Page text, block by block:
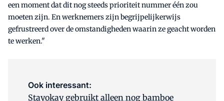
een moment dat dit nog steeds prioriteit nummer één zou
moeten zijn. En werknemers zijn begrijpelijkerwijs
gefrustreerd over de omstandigheden waarin ze geacht worden
te werken."
Ook interessant:
Stayokay gebruikt alleen nog bamboe